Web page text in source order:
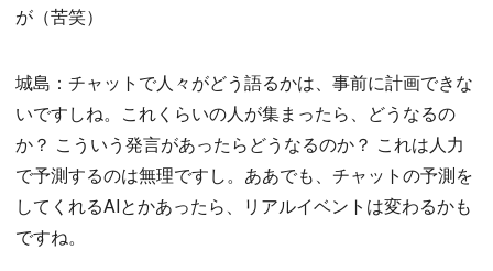
が（苦笑）
城島：チャットで人々がどう語るかは、事前に計画できな
いですしね。これくらいの人が集まったら、どうなるの
か？ こういう発言があったらどうなるのか？ これは人力
で予測するのは無理ですし。ああでも、チャットの予測を
してくれるAIとかあったら、リアルイベントは変わるかも
ですね。